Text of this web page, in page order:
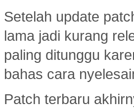
Setelah update
lama jadi kurang
paling ditunggu
bahas cara
Patch terbaru